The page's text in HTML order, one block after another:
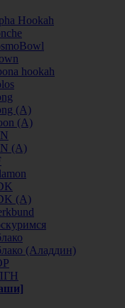
Hookah
hookah
(A)
(А)
(А)
(А)
(Аладдин)